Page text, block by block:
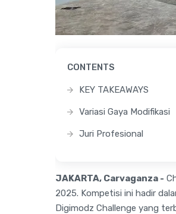
CONTENTS
KEY TAKEAWAYS
Variasi Gaya Modifikasi
Juri Profesional
JAKARTA, Carvaganza -
2025. Kompetisi ini hadir
Digimodz Challenge yang